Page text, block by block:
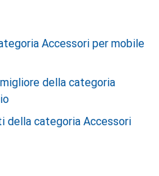
Accessori per mobile
della categoria
della categoria Accessori